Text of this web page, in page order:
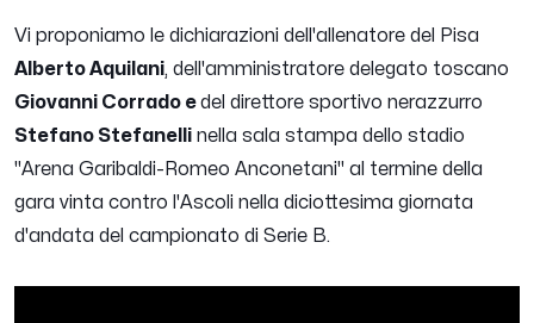
Vi proponiamo le dichiarazioni dell'allenatore del Pisa
Alberto Aquilani, dell'amministratore delegato toscano
Giovanni Corrado edel direttore sportivo nerazzurro
Stefano Stefanelli nella sala stampa dello stadio
"Arena Garibaldi-Romeo Anconetani" al termine della
gara vinta contro l'Ascoli nella diciottesima giornata
d'andata del campionato di Serie B.